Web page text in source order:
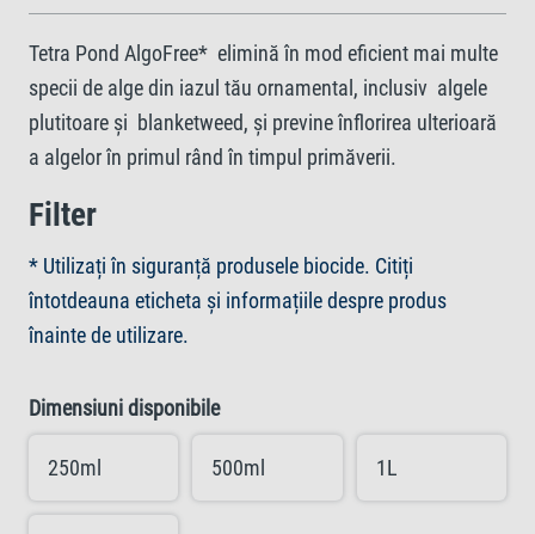
Tetra Pond AlgoFree* elimină în mod eficient mai multe
specii de alge din iazul tău ornamental, inclusiv algele
plutitoare și blanketweed, și previne înflorirea ulterioară
a algelor în primul rând în timpul primăverii.
Filter
* Utilizați în siguranță produsele biocide. Citiți
întotdeauna eticheta și informațiile despre produs
înainte de utilizare.
Dimensiuni disponibile
250ml 500ml 1L